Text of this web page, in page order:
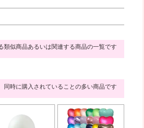
類似商品あるいは関連する商品の一覧です
同時に購入されていることの多い商品です